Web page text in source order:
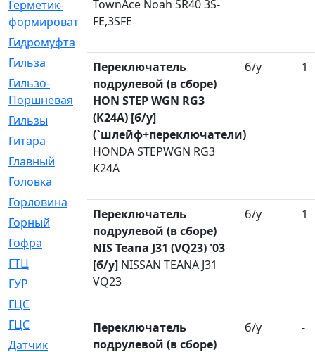
Герметик-
формирователь
[3]
Гидромуфта
Гильза
[56]
Гильзо-
Поршневая
[13]
Гильзы
[259]
Гитара
[7]
Главный
Головка
Горловина
[14]
Горный
[1]
Гофра
[86]
ГТЦ
[96]
ГУР
ГЦC
ГЦС
[74]
Датчик
[969]
TownAce Noah SR40 3S-
FE,3SFE
Переключатель
подрулевой (в сборе)
HON STEP WGN RG3
(K24A) [б/у]
(`шлейф+переключатели)
HONDA STEPWGN RG3
K24A
б/у 1
Переключатель
подрулевой (в сборе)
NIS Teana J31 (VQ23) '03
[б/у] NISSAN TEANA J31
VQ23
б/у 1
Переключатель
подрулевой (в сборе)
б/у -